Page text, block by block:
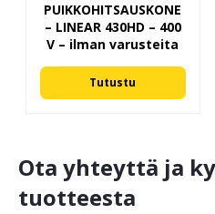
PUIKKOHITSAUSKONE
– LINEAR 430HD – 400
V – ilman varusteita
Tutustu
Ota yhteyttä ja
tuotteesta